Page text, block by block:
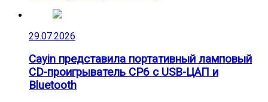
29.07.2026
Cayin представила портативный ламповый
CD-проигрыватель CP6 с USB-ЦАП и
Bluetooth